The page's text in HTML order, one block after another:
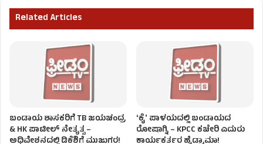
Related Articles
ಬಂಡಾಯ ಶಾಸಕರಿಗೆ TB ಜಯಚಂದ್ರ
& HK ಪಾಟೀಲ್ ನೇತೃತ್ವ –
ಅಧಿವೇಶನದಲ್ಲಿ ಡಿಕೆಶಿಗೆ ಮುಜುಗರ!
ʻಕೈʼ​ ಪಾಳಯದಲ್ಲಿ ಬಂಡಾಯದ
ರೋಷಾಗ್ನಿ – KPCC ಕಚೇರಿ ಎದುರು
ಕಾರ್ಯಕರ್ತರ ಹೈಡ್ರಾಮಾ!